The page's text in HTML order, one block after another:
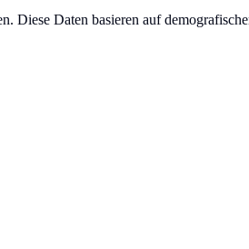
Daten basieren auf